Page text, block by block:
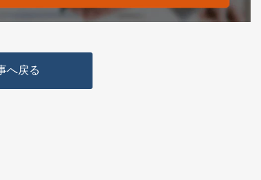
へ戻る